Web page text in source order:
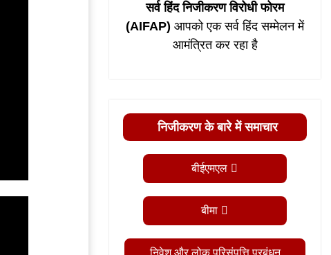
सर्व हिंद निजीकरण विरोधी फोरम
(AIFAP) आपको एक सर्व हिंद सम्मेलन में
आमंत्रित कर रहा है
निजीकरण के बारे में समाचार
बीईएमएल
बीमा
निवेश और लोक परिसंपत्ति प्रबंधन